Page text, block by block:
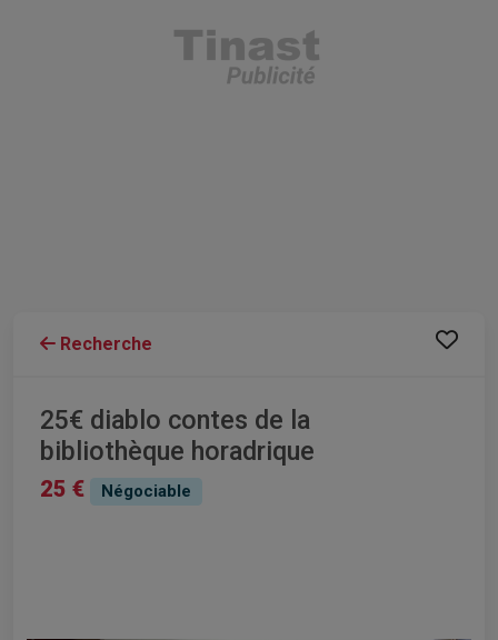
Recherche
25€ diablo contes de la
bibliothèque horadrique
25 € Négociable